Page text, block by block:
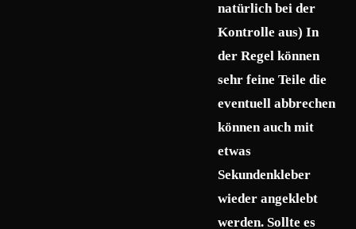
natürlich bei der
Kontrolle aus) In
der Regel können
sehr feine Teile die
eventuell abbrechen
können auch mit
etwas
Sekundenkleber
wieder angeklebt
werden. Sollte es